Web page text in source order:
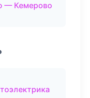
— Кемерово